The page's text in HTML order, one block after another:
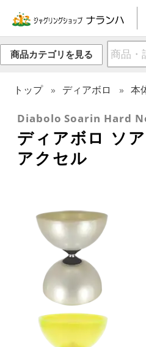
商品カテゴリを見る
トップ ディアボロ 本
Diabolo Soarin Hard
ディアボロ ソ
アクセル